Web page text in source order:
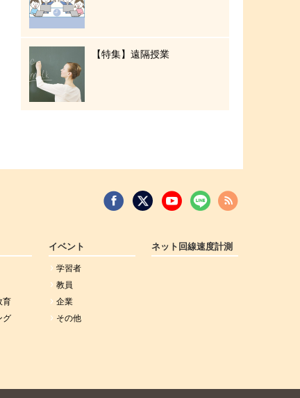
【特集】遠隔授業
育
グ
イベント
学習者
教員
企業
その他
ネット回線速度計測